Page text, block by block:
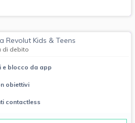
Revolut Kids & Teens
di debito
e blocco da app
obiettivi
contactless